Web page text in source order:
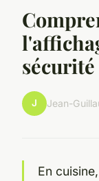
J Jean-
En